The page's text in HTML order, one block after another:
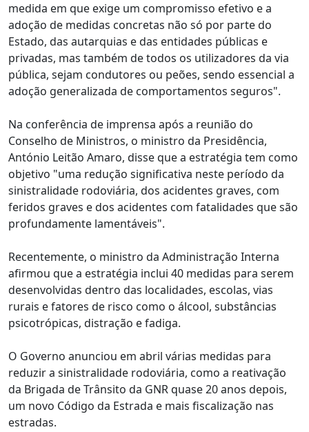
medida em que exige um compromisso efetivo e a
adoção de medidas concretas não só por parte do
Estado, das autarquias e das entidades públicas e
privadas, mas também de todos os utilizadores da via
pública, sejam condutores ou peões, sendo essencial a
adoção generalizada de comportamentos seguros".
Na conferência de imprensa após a reunião do
Conselho de Ministros, o ministro da Presidência,
António Leitão Amaro, disse que a estratégia tem como
objetivo "uma redução significativa neste período da
sinistralidade rodoviária, dos acidentes graves, com
feridos graves e dos acidentes com fatalidades que são
profundamente lamentáveis".
Recentemente, o ministro da Administração Interna
afirmou que a estratégia inclui 40 medidas para serem
desenvolvidas dentro das localidades, escolas, vias
rurais e fatores de risco como o álcool, substâncias
psicotrópicas, distração e fadiga.
O Governo anunciou em abril várias medidas para
reduzir a sinistralidade rodoviária, como a reativação
da Brigada de Trânsito da GNR quase 20 anos depois,
um novo Código da Estrada e mais fiscalização nas
estradas.